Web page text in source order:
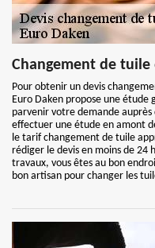
Changement de
Pour obtenir un devis
Euro Daken propose une
parvenir votre demande
effectuer une étude en amont
le tarif changement de tuile
rédiger le devis en moins de 24
travaux, vous êtes au bon
bon artisan pour changer les